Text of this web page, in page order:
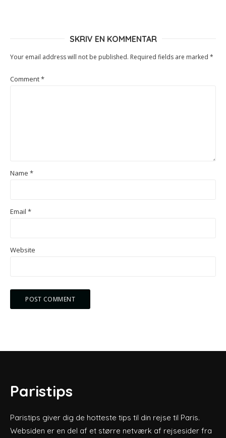
SKRIV EN KOMMENTAR
Your email address will not be published. Required fields are marked *
Comment*
Name *
Email *
Website
Paristips
Paristips giver dig de hotteste tips til din rejse til Paris.
Websiden er en del af et større netværk af rejsesider fra